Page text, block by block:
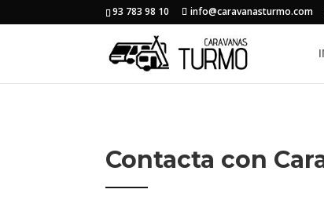
93 783 98 10 info@caravanasturmo.com
Contacta con